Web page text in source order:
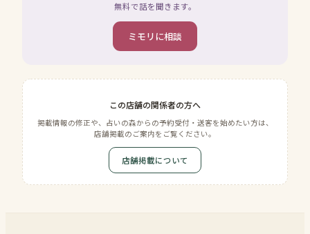
無料で話を聞きます。
ミモリに相談
この店舗の関係者の方へ
掲載情報の修正や、占いの森からの予約受付・送客を始めたい方は、
店舗掲載のご案内をご覧ください。
店舗掲載について